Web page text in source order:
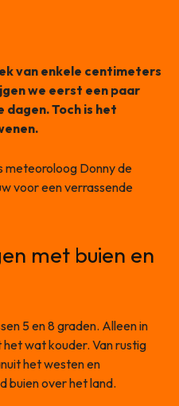
van enkele centimeters
we eerst een paar
Toch is het
meteoroloog Donny de
voor een verrassende
met buien en
5 en 8 graden. Alleen in
wat kouder. Van rustig
het westen en
buien over het land.